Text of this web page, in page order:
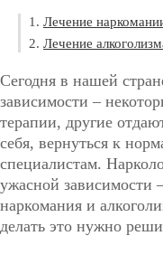
Лечение
Лечение
Сегодня в нашей
зависимости –
терапии, другие
себя, вернуться к
специалистам.
ужасной
наркомания и
делать это нужно